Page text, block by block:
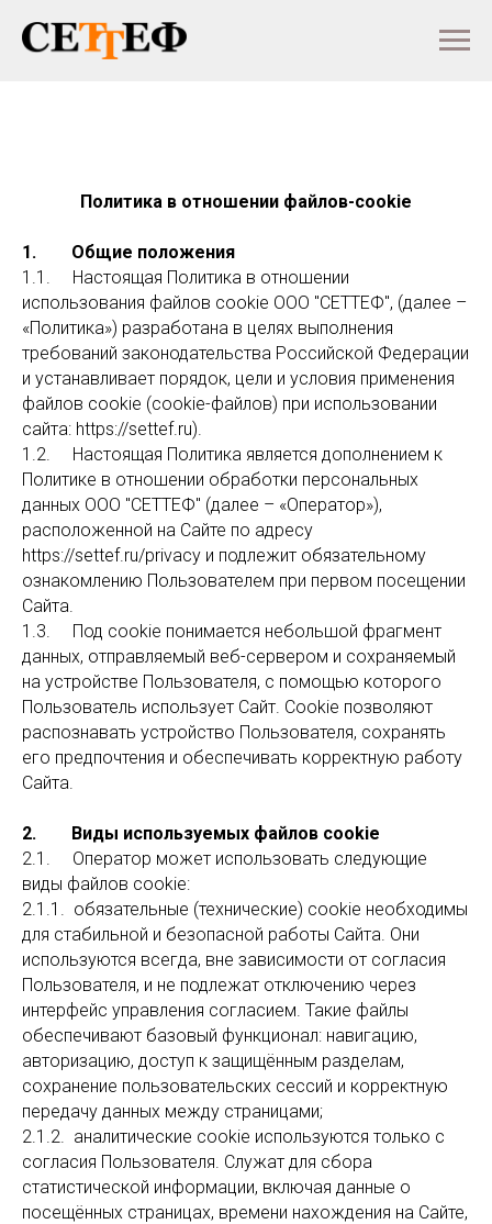
Политика в отношении файлов-cookie
1. Общие положения
1.1. Настоящая Политика в отношении
использования файлов cookie ООО "СЕТТЕФ", (далее –
«Политика») разработана в целях выполнения
требований законодательства Российской Федерации
и устанавливает порядок, цели и условия применения
файлов cookie (cookie-файлов) при использовании
сайта: https://settef.ru).
1.2. Настоящая Политика является дополнением к
Политике в отношении обработки персональных
данных ООО "СЕТТЕФ" (далее – «Оператор»),
расположенной на Сайте по адресу
https://settef.ru/privacy и подлежит обязательному
ознакомлению Пользователем при первом посещении
Сайта.
1.3. Под cookie понимается небольшой фрагмент
данных, отправляемый веб-сервером и сохраняемый
на устройстве Пользователя, с помощью которого
Пользователь использует Сайт. Cookie позволяют
распознавать устройство Пользователя, сохранять
его предпочтения и обеспечивать корректную работу
Сайта.
2. Виды используемых файлов cookie
2.1. Оператор может использовать следующие
виды файлов cookiе:
2.1.1. обязательные (технические) cookie необходимы
для стабильной и безопасной работы Сайта. Они
используются всегда, вне зависимости от согласия
Пользователя, и не подлежат отключению через
интерфейс управления согласием. Такие файлы
обеспечивают базовый функционал: навигацию,
авторизацию, доступ к защищённым разделам,
сохранение пользовательских сессий и корректную
передачу данных между страницами;
2.1.2. аналитические cookie используются только с
согласия Пользователя. Служат для сбора
статистической информации, включая данные о
посещённых страницах, времени нахождения на Сайте,